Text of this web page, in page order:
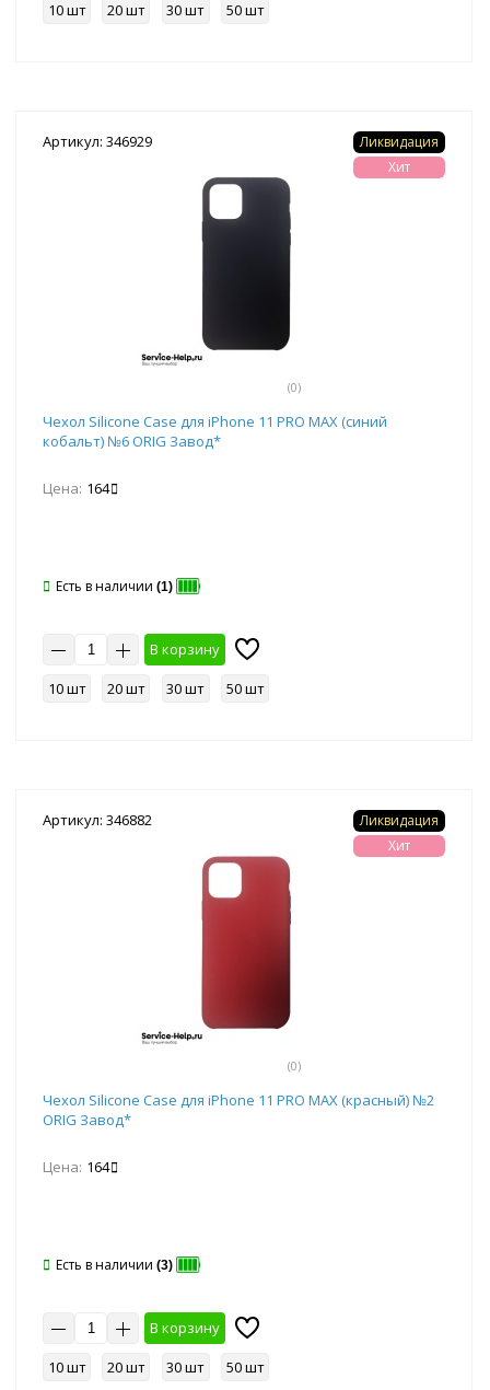
10 шт 20 шт 30 шт 50 шт
Артикул: 346929
(0)
Ликвидация
Хит
Чехол Silicone Case для iPhone 11 PRO MAX (синий
кобальт) №6 ORIG Завод*
Цена: 164
Есть в наличии (1)
В корзину
10 шт
20 шт 30 шт 50 шт
Артикул: 346882
(0)
Ликвидация
Хит
Чехол Silicone Case для iPhone 11 PRO MAX (красный) №2
ORIG Завод*
Цена: 164
Есть в наличии (3)
В корзину
10 шт
20 шт 30 шт 50 шт